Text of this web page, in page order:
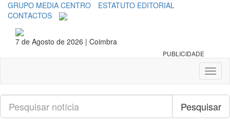
GRUPO MEDIA CENTRO
ESTATUTO EDITORIAL
CONTACTOS
7 de Agosto de 2026 | Coimbra
PUBLICIDADE
Pesquisar
Pesquisar